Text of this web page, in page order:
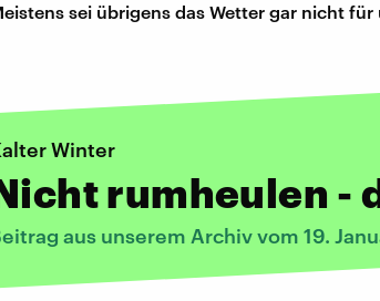
sei übrigens das Wetter gar nicht
Winter
rumheulen -
aus unserem Archiv vom 19.